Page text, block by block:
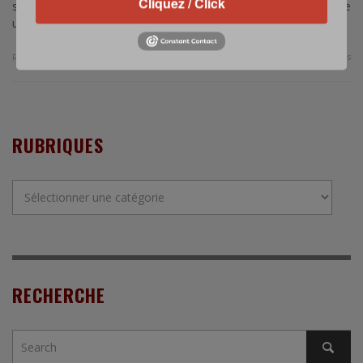
ses forces armées. La somme ainsi dépensée pourrait atteindre
un milliard d’euros.
Read more 0 Comments
RUBRIQUES
RECHERCHE